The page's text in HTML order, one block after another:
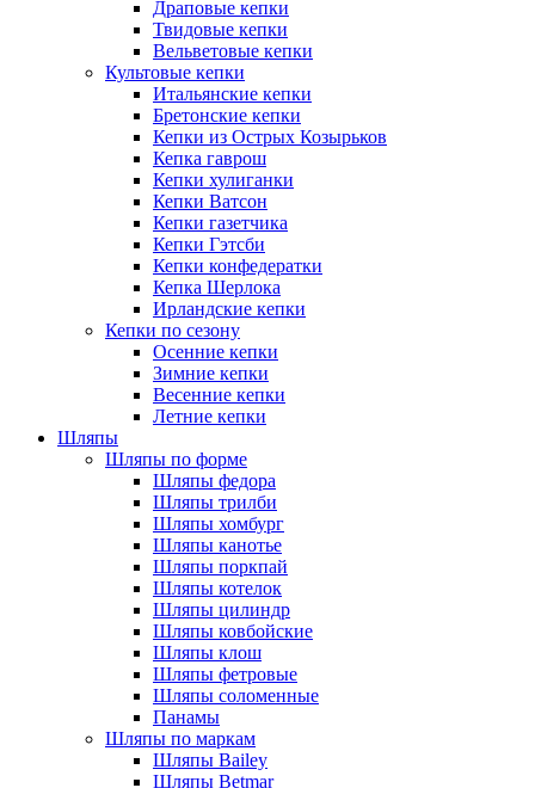
Драповые кепки
Твидовые кепки
Вельветовые кепки
Культовые кепки
Итальянские кепки
Бретонские кепки
Кепки из Острых Козырьков
Кепка гаврош
Кепки хулиганки
Кепки Ватсон
Кепки газетчика
Кепки Гэтсби
Кепки конфедератки
Кепка Шерлока
Ирландские кепки
Кепки по сезону
Осенние кепки
Зимние кепки
Весенние кепки
Летние кепки
Шляпы
Шляпы по форме
Шляпы федора
Шляпы трилби
Шляпы хомбург
Шляпы канотье
Шляпы поркпай
Шляпы котелок
Шляпы цилиндр
Шляпы ковбойские
Шляпы клош
Шляпы фетровые
Шляпы соломенные
Панамы
Шляпы по маркам
Шляпы Bailey
Шляпы Betmar